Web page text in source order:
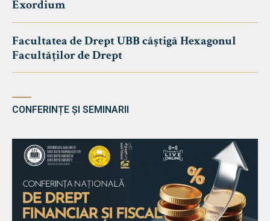
Exordium
Facultatea de Drept UBB câștigă Hexagonul
Facultăților de Drept
CONFERINȚE ȘI SEMINARII